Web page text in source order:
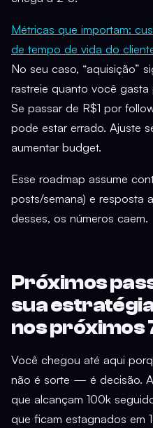
Métricas que importam:
de tempo de vida do
No seu caso, “aquisição”
rastreie quanto você
Se passar de R$1 por
pode estar errado. Ajuste
aumentar budget.
Esse roadmap assume
posts/semana) e resposta
desses, os números caem.
Próximos
sua
nos próximos
Você chegou até aqui
não é sorte — é decisão.
que alcançam 100k
que ficam estagnados em